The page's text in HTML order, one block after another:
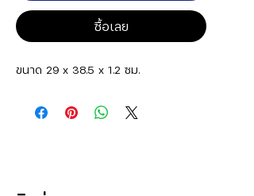
ซื้อเลย
ขนาด 29 x 38.5 x 1.2 ซม.